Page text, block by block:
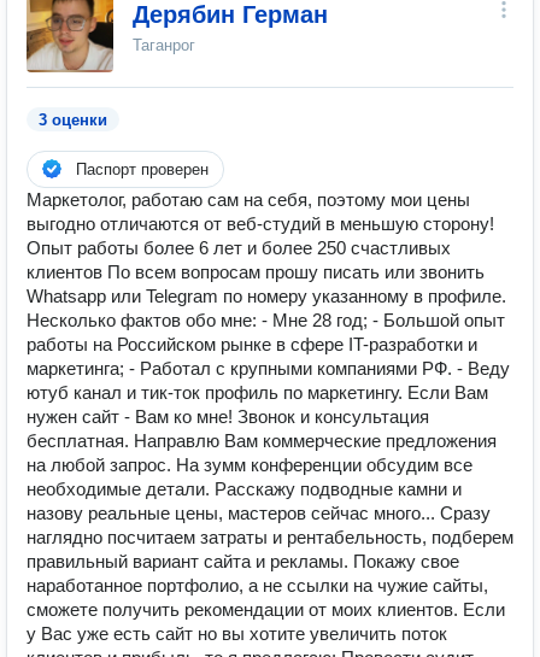
Дерябин Герман
Таганрог
3 оценки
Паспорт проверен
Маркетолог, работаю сам на себя, поэтому мои цены
выгодно отличаются от веб-студий в меньшую сторону!
Опыт работы более 6 лет и более 250 счастливых
клиентов По всем вопросам прошу писать или звонить
Whatsapp или Telegram по номеру указанному в профиле.
Несколько фактов обо мне: - Мне 28 год; - Большой опыт
работы на Российском рынке в сфере IT-разработки и
маркетинга; - Работал с крупными компаниями РФ. - Веду
ютуб канал и тик-ток профиль по маркетингу. Если Вам
нужен сайт - Вам ко мне! Звонок и консультация
бесплатная. Направлю Вам коммерческие предложения
на любой запрос. На зумм конференции обсудим все
необходимые детали. Расскажу подводные камни и
назову реальные цены, мастеров сейчас много... Сразу
наглядно посчитаем затраты и рентабельность, подберем
правильный вариант сайта и рекламы. Покажу свое
наработанное портфолио, а не ссылки на чужие сайты,
сможете получить рекомендации от моих клиентов. Если
у Вас уже есть сайт но вы хотите увеличить поток